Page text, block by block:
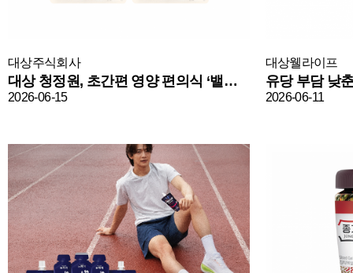
대상주식회사
대상 청정원, 초간편 영양 편의식 ‘밸런스 오트밀’ 론칭
2026-06-15
대상웰라이프
2026-06-11